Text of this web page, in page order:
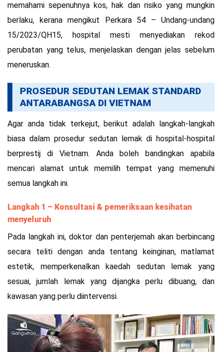
memahami sepenuhnya kos, hak dan risiko yang mungkin
berlaku, kerana mengikut Perkara 54 – Undang-undang
15/2023/QH15, hospital mesti menyediakan rekod
perubatan yang telus, menjelaskan dengan jelas sebelum
meneruskan.
PROSEDUR SEDUTAN LEMAK STANDARD
ANTARABANGSA DI VIETNAM
Agar anda tidak terkejut, berikut adalah langkah-langkah
biasa dalam prosedur sedutan lemak di hospital-hospital
berprestij di Vietnam. Anda boleh bandingkan apabila
mencari alamat untuk memilih tempat yang memenuhi
semua langkah ini.
Langkah 1 – Konsultasi & pemeriksaan kesihatan
menyeluruh
Pada langkah ini, doktor dan penterjemah akan berbincang
secara teliti dengan anda tentang keinginan, matlamat
estetik, memperkenalkan kaedah sedutan lemak yang
sesuai, jumlah lemak yang dijangka perlu dibuang, dan
kawasan yang perlu diintervensi.